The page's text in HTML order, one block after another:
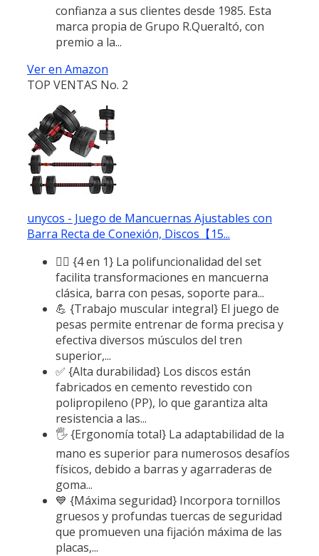
confianza a sus clientes desde 1985. Esta
marca propia de Grupo R.Queraltó, con
premio a la...
Ver en Amazon
TOP VENTAS No. 2
unycos - Juego de Mancuernas Ajustables con
Barra Recta de Conexión, Discos【15...
🏋️‍♂️ {4 en 1} La polifuncionalidad del set
facilita transformaciones en mancuerna
clásica, barra con pesas, soporte para...
💪 {Trabajo muscular integral} El juego de
pesas permite entrenar de forma precisa y
efectiva diversos músculos del tren
superior,...
✅ {Alta durabilidad} Los discos están
fabricados en cemento revestido con
polipropileno (PP), lo que garantiza alta
resistencia a las...
🖐️ {Ergonomía total} La adaptabilidad de la
mano es superior para numerosos desafíos
físicos, debido a barras y agarraderas de
goma...
💙 {Máxima seguridad} Incorpora tornillos
gruesos y profundas tuercas de seguridad
que promueven una fijación máxima de las
placas,...